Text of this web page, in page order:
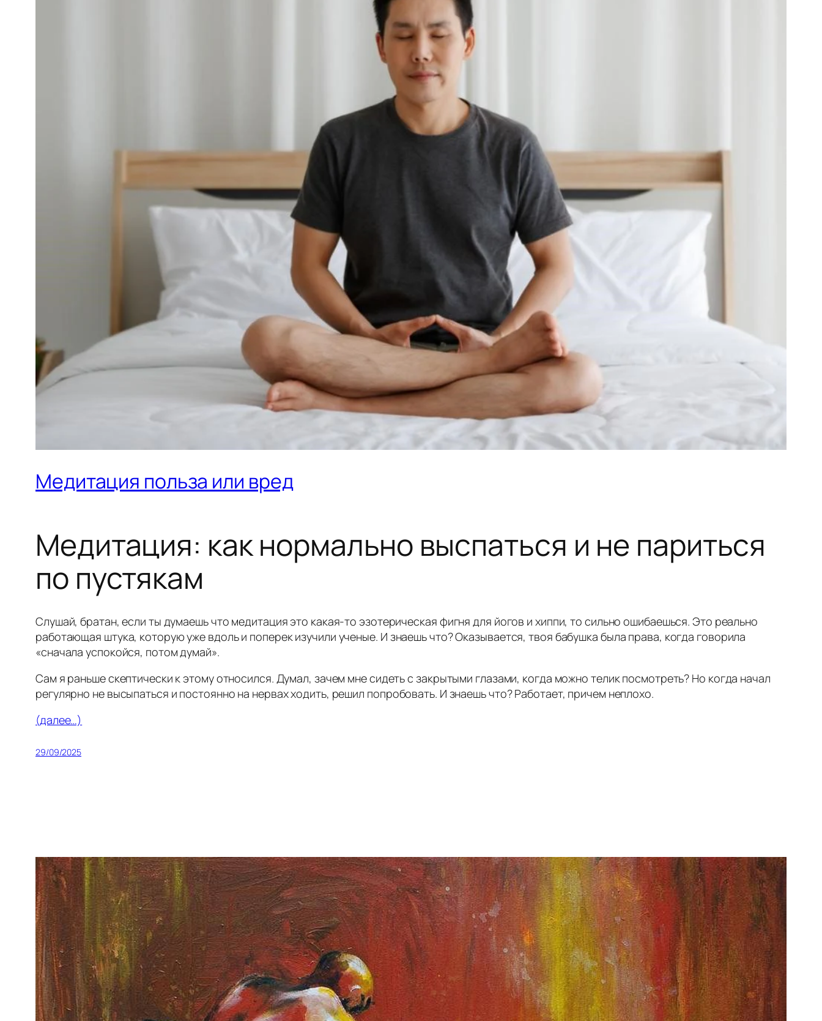
Медитация польза или вред
Медитация: как нормально выспаться и не париться
по пустякам
Слушай, братан, если ты думаешь что медитация это какая-то эзотерическая фигня для йогов и хиппи, то сильно ошибаешься. Это реально
работающая штука, которую уже вдоль и поперек изучили ученые. И знаешь что? Оказывается, твоя бабушка была права, когда говорила
«сначала успокойся, потом думай».
Сам я раньше скептически к этому относился. Думал, зачем мне сидеть с закрытыми глазами, когда можно телик посмотреть? Но когда начал
регулярно не высыпаться и постоянно на нервах ходить, решил попробовать. И знаешь что? Работает, причем неплохо.
(далее…)
29/09/2025